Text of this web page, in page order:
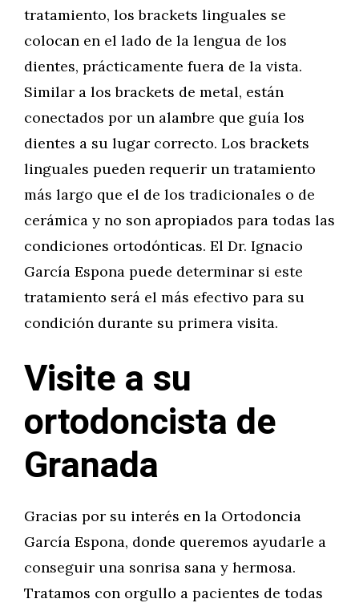
tratamiento, los brackets linguales se
colocan en el lado de la lengua de los
dientes, prácticamente fuera de la vista.
Similar a los brackets de metal, están
conectados por un alambre que guía los
dientes a su lugar correcto. Los brackets
linguales pueden requerir un tratamiento
más largo que el de los tradicionales o de
cerámica y no son apropiados para todas las
condiciones ortodónticas. El Dr. Ignacio
García Espona puede determinar si este
tratamiento será el más efectivo para su
condición durante su primera visita.
Visite a su
ortodoncista de
Granada
Gracias por su interés en la Ortodoncia
García Espona, donde queremos ayudarle a
conseguir una sonrisa sana y hermosa.
Tratamos con orgullo a pacientes de todas